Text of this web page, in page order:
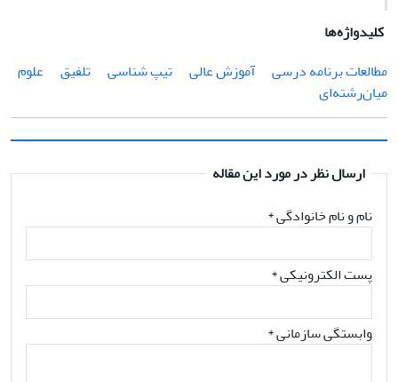
کلیدواژه‌ها
مطالعات برنامه درسی
آموزش عالی تیپ شناسی تلفیق
علوم
میان‌رشته‌ای
ارسال نظر در مورد این مقاله
نام و نام خانوادگی*
پست الکترونیکی*
وابستگی سازمانی *